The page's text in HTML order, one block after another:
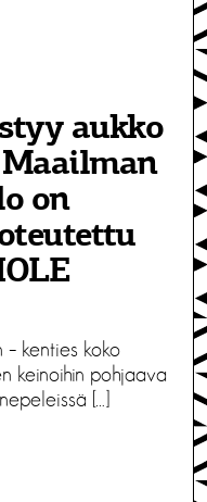
aukko
Maailman
on
– kenties koko
keinoihin pohjaava
[…]